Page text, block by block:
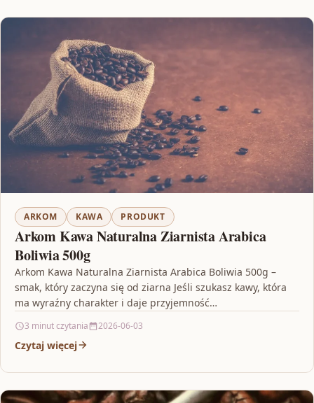
ARKOM KAWA PRODUKT
Arkom Kawa Naturalna Ziarnista Arabica
Boliwia 500g
Arkom Kawa Naturalna Ziarnista Arabica Boliwia 500g –
smak, który zaczyna się od ziarna Jeśli szukasz kawy, która
ma wyraźny charakter i daje przyjemność…
3 minut czytania 2026-06-03
Czytaj więcej